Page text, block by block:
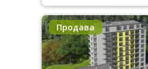
Продава